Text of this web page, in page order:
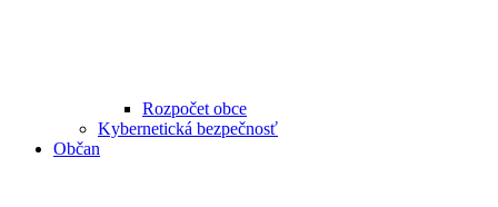
Rozpočet obce
Kybernetická bezpečnosť
Občan